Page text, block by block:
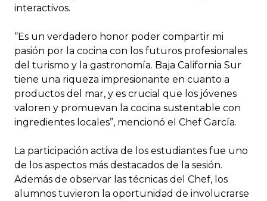
interactivos.
“Es un verdadero honor poder compartir mi
pasión por la cocina con los futuros profesionales
del turismo y la gastronomía. Baja California Sur
tiene una riqueza impresionante en cuanto a
productos del mar, y es crucial que los jóvenes
valoren y promuevan la cocina sustentable con
ingredientes locales”, mencionó el Chef García.
La participación activa de los estudiantes fue uno
de los aspectos más destacados de la sesión.
Además de observar las técnicas del Chef, los
alumnos tuvieron la oportunidad de involucrarse